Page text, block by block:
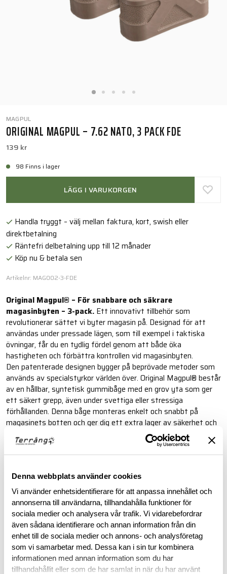
Denna webbplats använder cookies
Vi använder enhetsidentifierare för att anpassa innehållet och
annonserna till användarna, tillhandahålla funktioner för
sociala medier och analysera vår trafik. Vi vidarebefordrar
även sådana identifierare och annan information från din
enhet till de sociala medier och annons- och analysföretag
som vi samarbetar med. Dessa kan i sin tur kombinera
informationen med annan information som du har
tillhandahållit eller som de har samlat in när du har använt
MAGPUL
ORIGINAL MAGPUL – 7.62 NATO, 3 PACK FDE
139 kr
98 Finns i lager
LÄGG I VARUKORGEN
Handla tryggt – välj mellan faktura, kort, swish eller
direktbetalning
Räntefri delbetalning upp till 12 månader
Köp nu & betala sen
Artikelnr: MAG002-3-FDE
Original Magpul® – För snabbare och säkrare
magasinbyten – 3-pack. Ett innovativt tillbehör som
revolutionerar sättet vi byter magasin på. Designad för att
användas under pressade lägen, som till exempel i taktiska
övningar, får du en tydlig fördel genom att både öka
hastigheten och förbättra kontrollen vid magasinbyten.
Den patenterade designen bygger på beprövade metoder som
används av specialstyrkor världen över. Original Magpul® består
av en hållbar, syntetisk gummibåge med en grov yta som ger
ett säkert grepp, även under svettiga eller stressiga
förhållanden. Denna båge monteras enkelt och snabbt på
magasinets botten och ger dig ett extra lager av säkerhet och
Läs mer
BESKRIVNING